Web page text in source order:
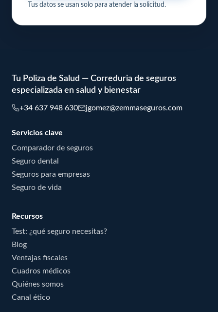
Tus datos se usan solo para atender la solicitud.
Tu Poliza de Salud — Correduria de seguros
especializada en salud y bienestar
+34 637 948 630 jgomez@zemmaseguros.com
Servicios clave
Comparador de seguros
Seguro dental
Seguros para empresas
Seguro de vida
Recursos
Test: ¿qué seguro necesitas?
Blog
Ventajas fiscales
Cuadros médicos
Quiénes somos
Canal ético